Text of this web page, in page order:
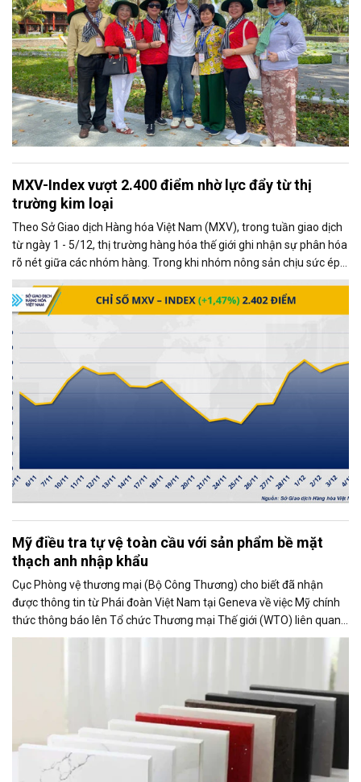
MXV-Index vượt 2.400 điểm nhờ lực đẩy từ thị
trường kim loại
Theo Sở Giao dịch Hàng hóa Việt Nam (MXV), trong tuần giao dịch
từ ngày 1 - 5/12, thị trường hàng hóa thế giới ghi nhận sự phân hóa
rõ nét giữa các nhóm hàng. Trong khi nhóm nông sản chịu sức ép
từ những diễn biến mới trong quan hệ thương mại Mỹ - Trung, thị
trường kim loại lại giao dịch khởi sắc, trở thành động lực chính kéo
chỉ số MXV-Index tăng mạnh.
Mỹ điều tra tự vệ toàn cầu với sản phẩm bề mặt
thạch anh nhập khẩu
Cục Phòng vệ thương mại (Bộ Công Thương) cho biết đã nhận
được thông tin từ Phái đoàn Việt Nam tại Geneva về việc Mỹ chính
thức thông báo lên Tổ chức Thương mại Thế giới (WTO) liên quan
đến việc Ủy ban Thương mại Quốc tế Mỹ (USITC) khởi xướng điều